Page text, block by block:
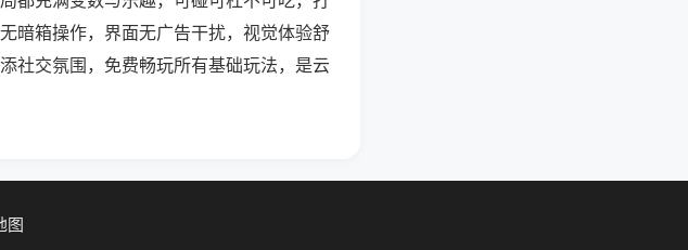
暗箱操作，界面无广告干扰，视觉体验舒
社交氛围，免费畅玩所有基础玩法，是云
图